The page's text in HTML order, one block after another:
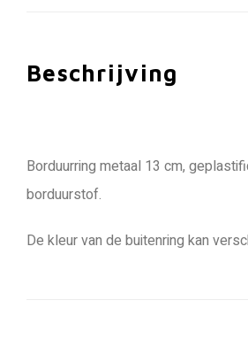
Beschrijving
Borduurring metaal 13 cm,
borduurstof.
De kleur van de buitenring kan